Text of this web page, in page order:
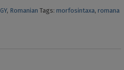
, Romanian Tags:morfosintaxa,romana